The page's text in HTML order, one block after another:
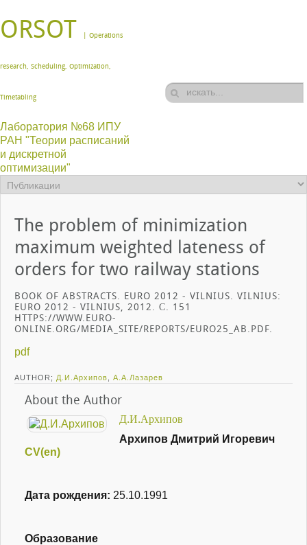
ORSOT | Operations
research, Scheduling, Optimization,
Timetabling
Лаборатория №68 ИПУ
РАН "Теории расписаний
и дискретной
оптимизации"
The problem of minimization
maximum weighted lateness of
orders for two railway stations
BOOK OF ABSTRACTS. EURO 2012 - VILNIUS. VILNIUS:
EURO 2012 - VILNIUS, 2012. С. 151
HTTPS://WWW.EURO-
ONLINE.ORG/MEDIA_SITE/REPORTS/EURO25_AB.PDF.
pdf
AUTHOR; Д.И.Архипов А.А.Лазарев
About the Author
Д.И.Архипов
Архипов Дмитрий Игоревич
CV(en)
Дата рождения: 25.10.1991
Образование